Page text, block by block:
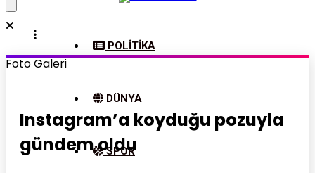
POLITIKA
DÜNYA
SPOR
Foto Galeri
Instagram’a koyduğu pozuyla
gündem oldu